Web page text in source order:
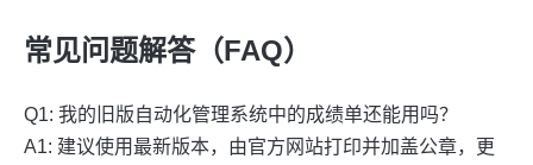
常见问题解答（FAQ）
Q1: 我的旧版自动化管理系统中的成绩单还能用吗？
A1: 建议使用最新版本，由官方网站打印并加盖公章，更